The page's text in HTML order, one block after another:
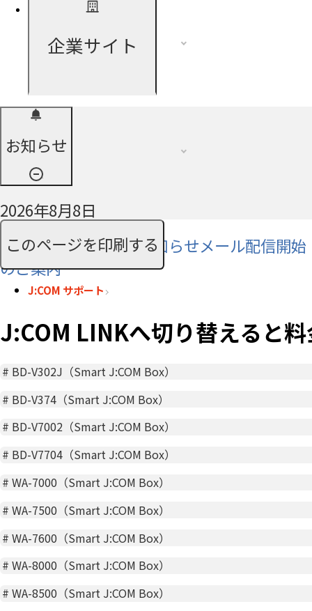
企業サイト
お知らせ
2026年8月8日
SMS利用料に関するお知らせメール配信開始
のご案内
このページを印刷する
J:COM サポート
J:COM LINKへ切り替えると
# BD-V302J（Smart J:COM Box）
# BD-V374（Smart J:COM Box）
# BD-V7002（Smart J:COM Box）
# BD-V7704（Smart J:COM Box）
#WA-7000（Smart J:COM Box）
#WA-7500（Smart J:COM Box）
#WA-7600（Smart J:COM Box）
#WA-8000（Smart J:COM Box）
#WA-8500（Smart J:COM Box）